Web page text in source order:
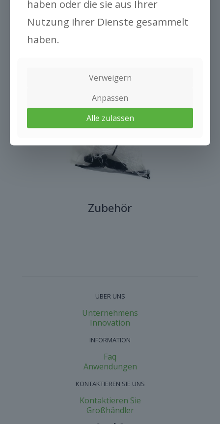
Zubehör
ÜBER UNS
Unternehmens
Innovation​
INFORMATION
Faq
Anwendungen
KONTAKTIEREN SIE UNS
Kontaktieren Sie
Großhändler
haben oder die sie aus Ihrer
Nutzung ihrer Dienste gesammelt
haben.
Verweigern
Anpassen
Alle zulassen